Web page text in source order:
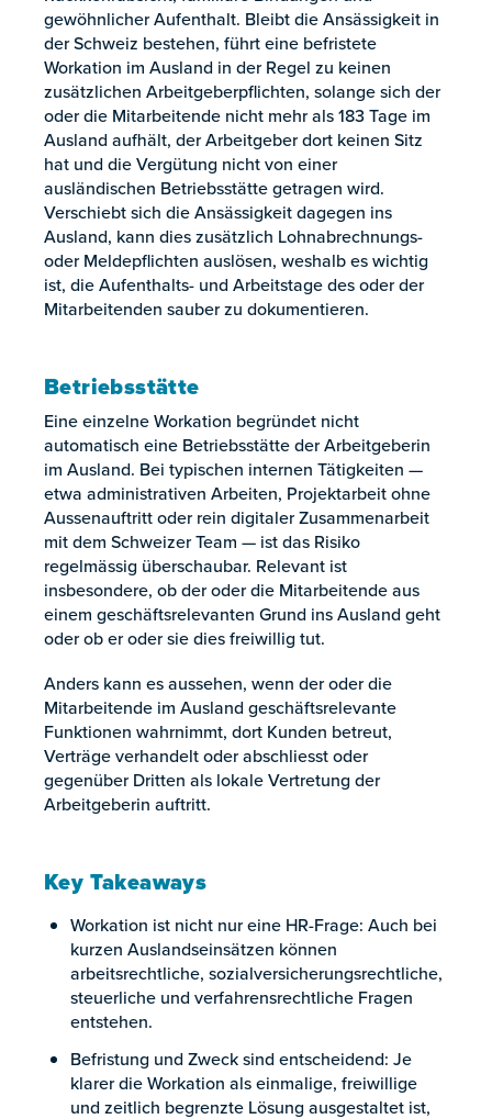
gewöhnlicher Aufenthalt. Bleibt die Ansässigkeit in
der Schweiz bestehen, führt eine befristete
Workation im Ausland in der Regel zu keinen
zusätzlichen Arbeitgeberpflichten, solange sich der
oder die Mitarbeitende nicht mehr als 183 Tage im
Ausland aufhält, der Arbeitgeber dort keinen Sitz
hat und die Vergütung nicht von einer
ausländischen Betriebsstätte getragen wird.
Verschiebt sich die Ansässigkeit dagegen ins
Ausland, kann dies zusätzlich Lohnabrechnungs-
oder Meldepflichten auslösen, weshalb es wichtig
ist, die Aufenthalts- und Arbeitstage des oder der
Mitarbeitenden sauber zu dokumentieren.
Betriebsstätte
Eine einzelne Workation begründet nicht
automatisch eine Betriebsstätte der Arbeitgeberin
im Ausland. Bei typischen internen Tätigkeiten —
etwa administrativen Arbeiten, Projektarbeit ohne
Aussenauftritt oder rein digitaler Zusammenarbeit
mit dem Schweizer Team — ist das Risiko
regelmässig überschaubar. Relevant ist
insbesondere, ob der oder die Mitarbeitende aus
einem geschäftsrelevanten Grund ins Ausland geht
oder ob er oder sie dies freiwillig tut.
Anders kann es aussehen, wenn der oder die
Mitarbeitende im Ausland geschäftsrelevante
Funktionen wahrnimmt, dort Kunden betreut,
Verträge verhandelt oder abschliesst oder
gegenüber Dritten als lokale Vertretung der
Arbeitgeberin auftritt.
Key Takeaways
Workation ist nicht nur eine HR-Frage: Auch bei
kurzen Auslandseinsätzen können
arbeitsrechtliche, sozialversicherungsrechtliche,
steuerliche und verfahrensrechtliche Fragen
entstehen.
Befristung und Zweck sind entscheidend: Je
klarer die Workation als einmalige, freiwillige
und zeitlich begrenzte Lösung ausgestaltet ist,